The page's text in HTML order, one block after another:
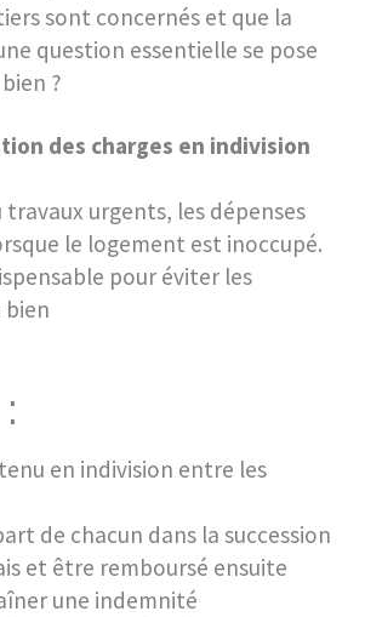
sont concernés et que la
question essentielle se pose
?
des charges en indivision
urgents, les dépenses
le logement est inoccupé.
pour éviter les
en indivision entre les
de chacun dans la succession
et être remboursé ensuite
une indemnité